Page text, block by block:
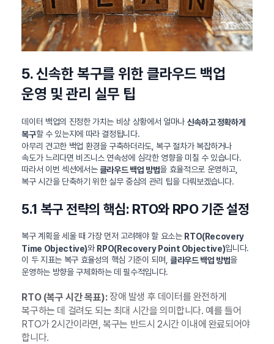
5. 신속한 복구를 위한 클라우드 백업
운영 및 관리 실무 팁
데이터 백업의 진정한 가치는 비상 상황에서 얼마나 신속하고 정확하게
복구할 수 있는지에 따라 결정됩니다.
아무리 견고한 백업 환경을 구축하더라도, 복구 절차가 복잡하거나
속도가 느리다면 비즈니스 연속성에 심각한 영향을 미칠 수 있습니다.
따라서 이번 섹션에서는클라우드 백업 방법을 효율적으로 운영하고,
복구 시간을 단축하기 위한 실무 중심의 관리 팁을 다뤄보겠습니다.
5.1 복구 전략의 핵심: RTO와 RPO 기준 설정
복구 계획을 세울 때 가장 먼저 고려해야 할 요소는 RTO(Recovery
Time Objective)와 RPO(Recovery Point Objective)입니다.
이 두 지표는 복구 효율성의 핵심 기준이 되며, 클라우드 백업 방법을
운영하는 방향을 구체화하는 데 필수적입니다.
RTO (복구 시간 목표):장애 발생 후 데이터를 완전하게
복구하는 데 걸려도 되는 최대 시간을 의미합니다. 예를 들어
RTO가 2시간이라면, 복구는 반드시 2시간 이내에 완료되어야
합니다.